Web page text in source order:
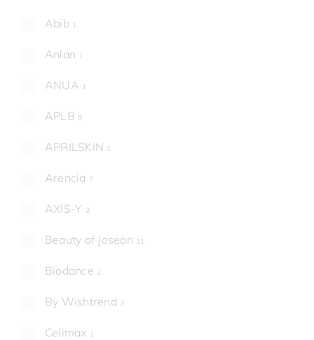
Abib 1
Anlan 1
ANUA 1
APLB 9
APRILSKIN 1
Arencia 7
AXIS-Y 3
Beauty of Joseon 11
Biodance 2
By Wishtrend 3
Celimax 1